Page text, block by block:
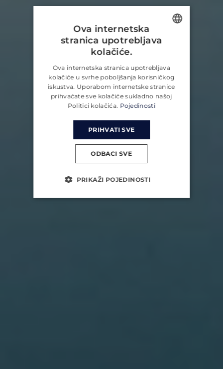
ENGLISH
GERMAN
Ova internetska
stranica upotrebljava
kolačiće.
Ova internetska stranica upotrebljava
kolačiće u svrhe poboljšanja korisničkog
iskustva. Uporabom internetske stranice
prihvaćate sve kolačiće sukladno našoj
Politici kolačića. Pojedinosti
PRIHVATI SVE
ODBACI SVE
PRIKAŽI POJEDINOSTI